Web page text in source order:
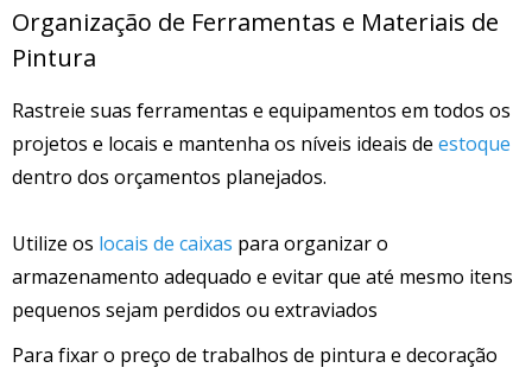
Organização de Ferramentas e Materiais de
Pintura
Rastreie suas ferramentas e equipamentos em todos os
projetos e locais e mantenha os níveis ideais de estoque
dentro dos orçamentos planejados.
Utilize os locais de caixas para organizar o
armazenamento adequado e evitar que até mesmo itens
pequenos sejam perdidos ou extraviados
Para fixar o preço de trabalhos de pintura e decoração